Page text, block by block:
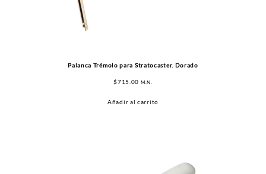
Palanca Trémolo para Stratocaster. Dorado
$715.00 M.N.
Añadir al carrito